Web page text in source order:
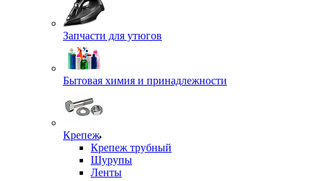
Запчасти для утюгов
Бытовая химия и принадлежности
Крепеж
Крепеж трубный
Шурупы
Ленты